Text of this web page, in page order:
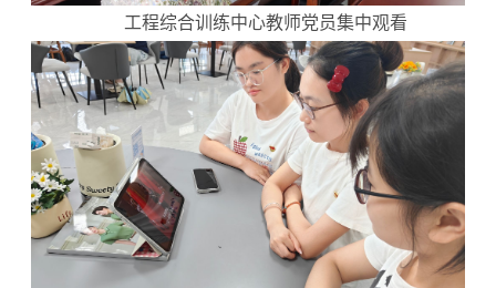
工程综合训练中心教师党员集中观看